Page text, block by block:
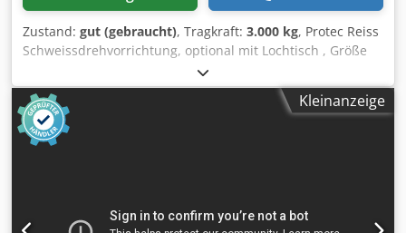
Zustand: gut (gebraucht), Tragkraft: 3.000 kg, Protec Reiss
Schweissdrehvorrichtung, optional mit Lochtisch , Größe
nach Wunsch 360 ° Drehen Achsverstellung nach belieben
kann ohne Lochtisch für eigene Kundenteile oder mit
Lochtisch verwendet werden Tischhöhe oberkannte 1,16m
Credpfx Amoziyh Dogsf Wir haben mehrere dieser
Drehvorrichtungen auf Lager Aufpreis für Lochtisch Neu
Kleinanzeige